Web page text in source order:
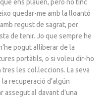
ens plauen, però no tinc
quedar-me amb la lloantó
regust de sagrat, per
de tenir. Jo que sempre he
pogut alliberar de la
portàtils, o si voleu dir-ho
tres les col.leccions. La seva
recuperació d’algún
assegut al davant d’una